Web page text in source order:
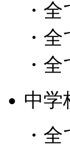
・
・
・
中学
・